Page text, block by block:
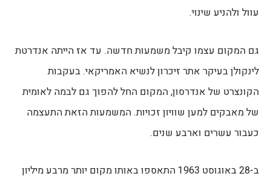
עוול ולהניע שינוי.
גם המקום עצמו קיבל משמעות חדשה. עד אז הייתה אנדרטת
לינקולן בעיקר אתר זיכרון לנשיא האמריקאי. בעקבות
הקונצרט של אנדרסון, המקום החל להפוך גם לבמה לאומית
של מאבקים למען שוויון זכויות. המשמעות הזאת התעצמה
כעבור עשרים וארבע שנים.
ב-28 באוגוסט 1963 התאספו באותו מקום יותר מרבע מיליון